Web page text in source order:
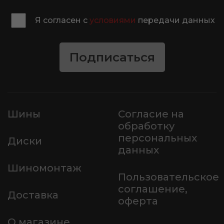
Я согласен с условиями передачи данных
Подписаться
Шины
Диски
Шиномонтаж
Доставка
Согласие на
обработку
персональных
данных
Пользовательское
соглашение,
оферта